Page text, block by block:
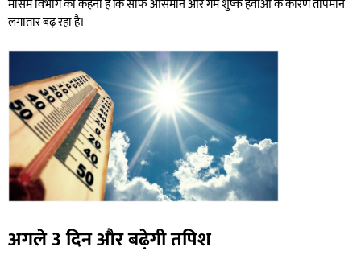
मौसम विभाग का कहना है कि साफ आसमान और गर्म शुष्क हवाओं के कारण तापमान
लगातार बढ़ रहा है।
अगले 3 दिन और बढ़ेगी तपिश